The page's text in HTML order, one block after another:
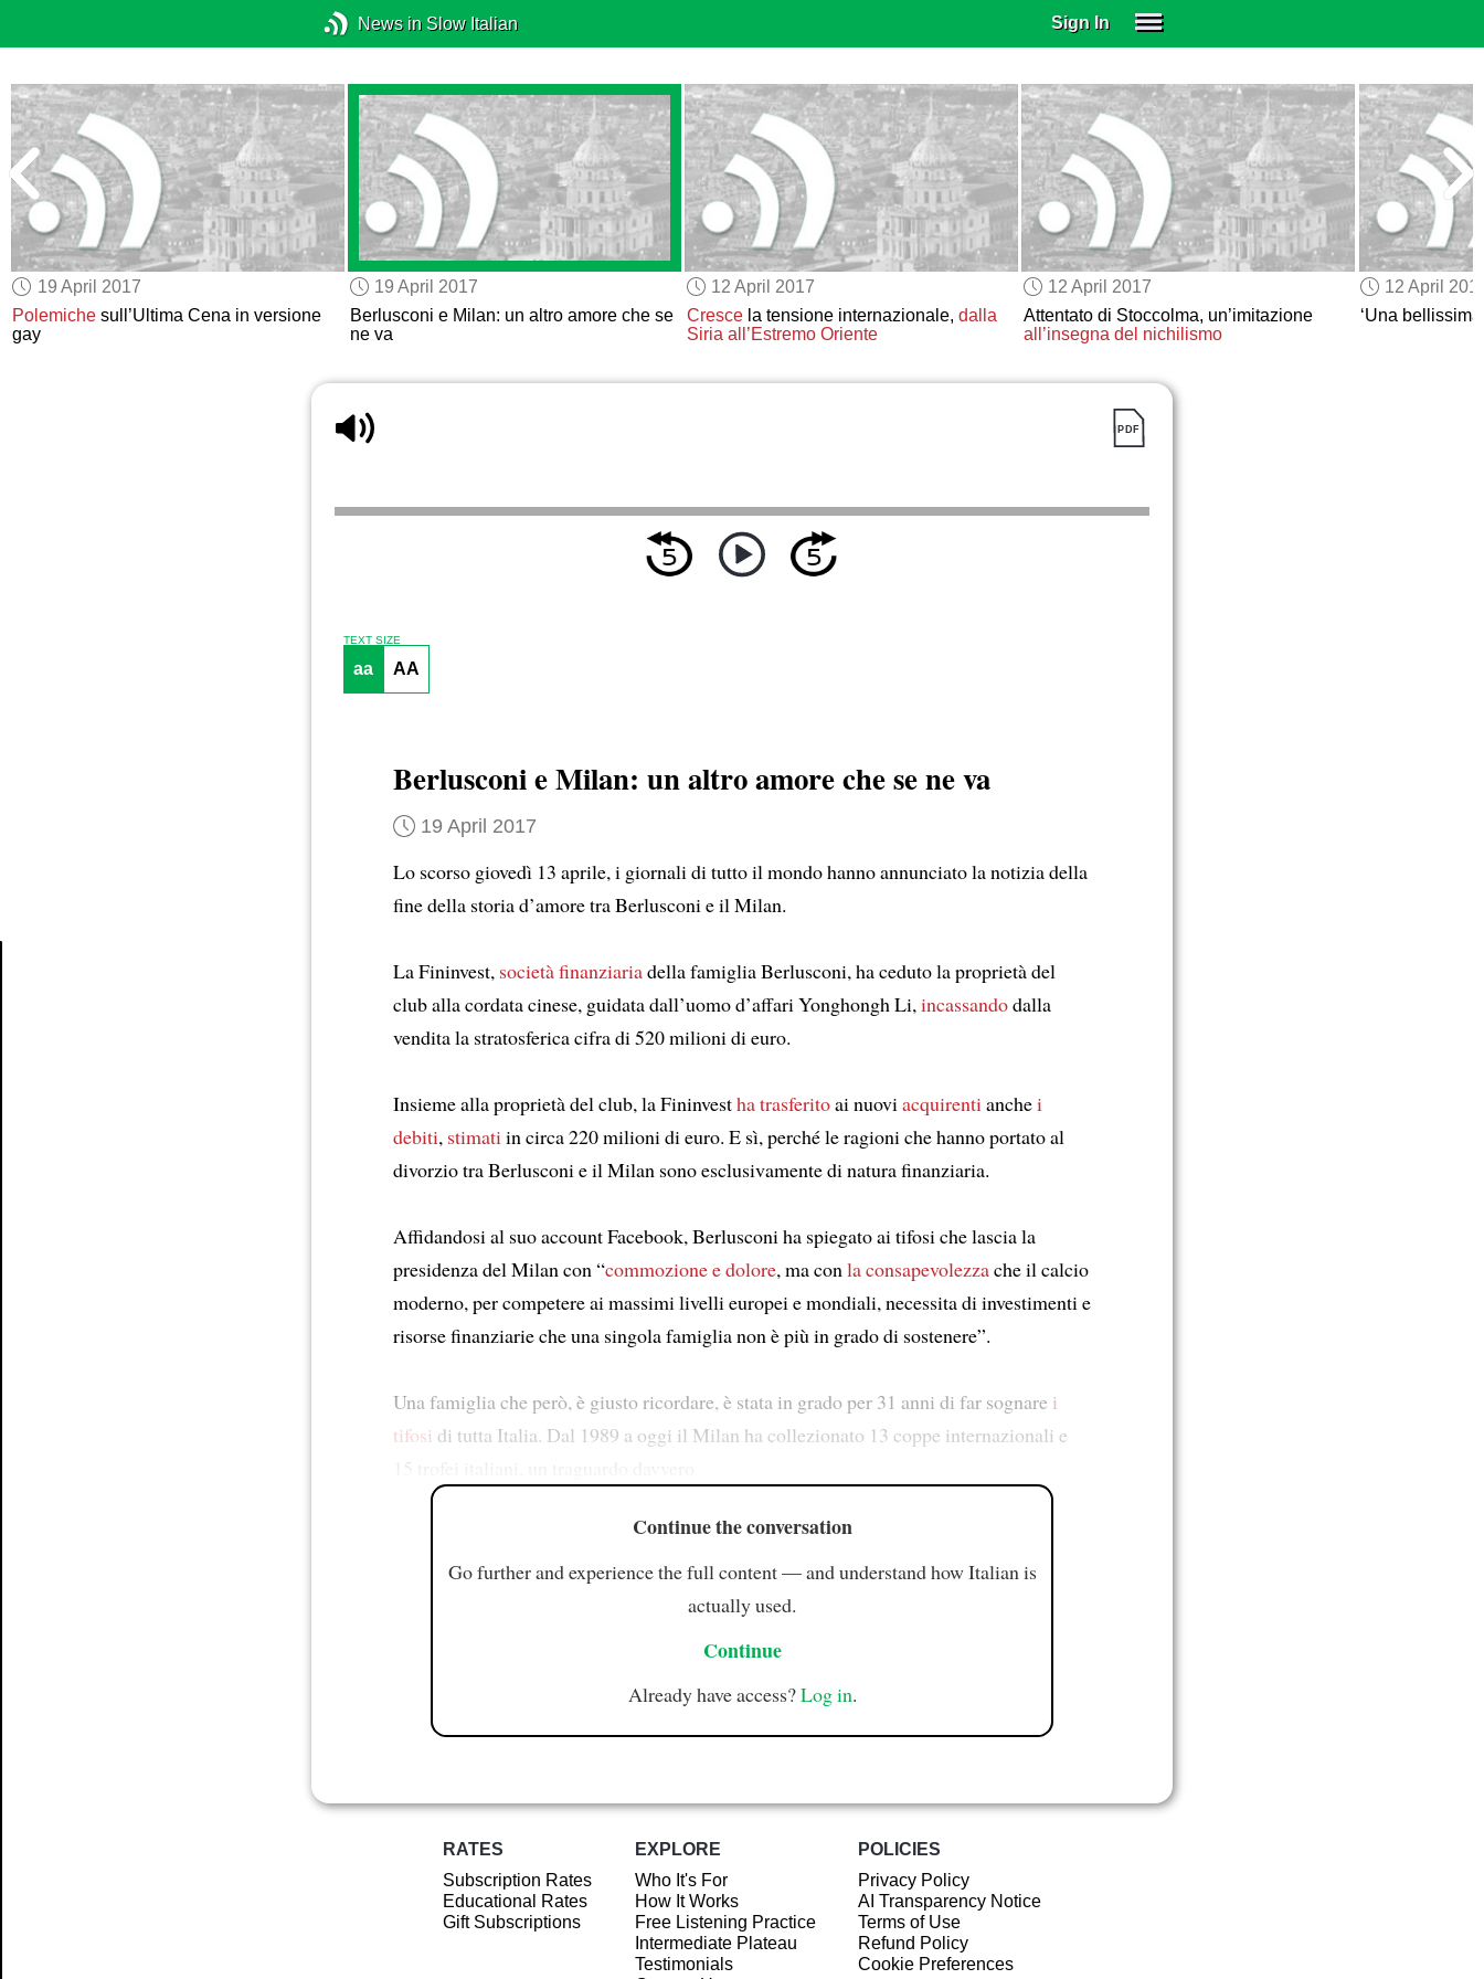
News in Slow Italian Sign In
SUBSCRIBE
EDUCATIONAL LICENSES
GIFT CARDS
OTHER LANGUAGES
ABOUT US
ALEXA
ADJUST COLORS
19 April 2017
Polemiche sull’Ultima Cena in versione
gay
19 April 2017
Berlusconi e Milan: un altro amore che se
ne va
12 April 2017
Crescela tensione internazionale, dalla
Siria all’Estremo Oriente
12 April 2017
Attentato di Stoccolma, un’imitazione
all’insegna del nichilismo
12 April
‘Una
TEXT SIZE
aa AA
Berlusconi e Milan: un altro amore che se ne va
19 April 2017
Lo scorso giovedì 13 aprile, i giornali di tutto il mondo hanno annunciato la notizia della
fine della storia d’amore tra Berlusconi e il Milan.
La Fininvest, società finanziariadella famiglia Berlusconi, ha ceduto la proprietà del
club alla cordata cinese, guidata dall’uomo d’affari Yonghongh Li, incassandodalla
vendita la stratosferica cifra di 520 milioni di euro.
Insieme alla proprietà del club, la Fininvestha trasferitoai nuovi acquirenti anchei
debiti, stimati in circa 220 milioni di euro. E sì, perché le ragioni che hanno portato al
divorzio tra Berlusconi e il Milan sono esclusivamente di natura finanziaria.
Affidandosi al suo account Facebook, Berlusconi ha spiegato ai tifosi che lascia la
presidenza del Milan con “commozione e dolore, ma con la consapevolezzache il calcio
moderno, per competere ai massimi livelli europei e mondiali, necessita di investimenti e
risorse finanziarie che una singola famiglia non è più in grado di sostenere”.
Una famiglia che però, è giusto ricordare, è stata in grado per 31 anni di far sognare i
tifosi di tutta Italia. Dal 1989 a oggi il Milan ha collezionato 13 coppe internazionali e
Continue the conversation
Go further and experience the full content — and understand how Italian is
actually used.
Continue
Already have access?Log in.
RATES
Subscription Rates
Educational Rates
Gift Subscriptions
EXPLORE
Who It's For
How It Works
Free Listening Practice
Intermediate Plateau
Testimonials
POLICIES
Privacy Policy
AI Transparency Notice
Terms of Use
Refund Policy
Cookie Preferences